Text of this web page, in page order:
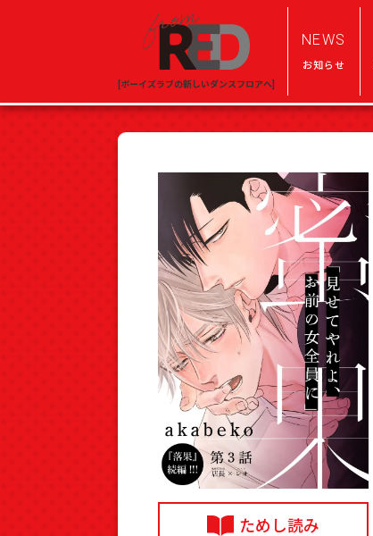
[ボーイズラブの新しいダンスフロアへ]
NEWS
お知らせ
ためし読み